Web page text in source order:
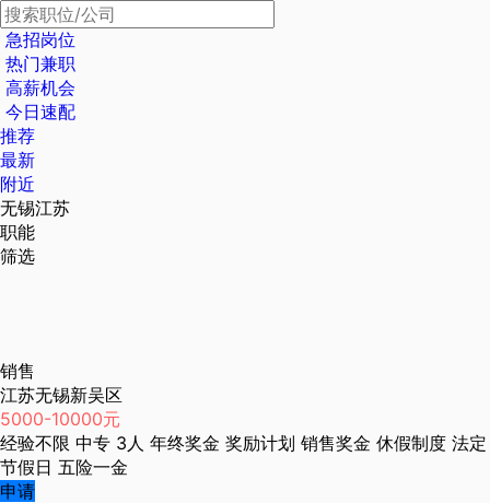
急招岗位
热门兼职
高薪机会
今日速配
推荐
最新
附近
无锡江苏
职能
筛选
销售
江苏无锡新吴区
5000-10000元
经验不限 中专 3人 年终奖金 奖励计划 销售奖金 休假制度 法定
节假日 五险一金
申请